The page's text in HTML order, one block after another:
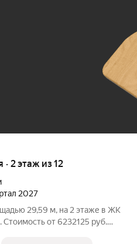
· 2 этаж из 12
2027
29,59 м, на 2 этаже в ЖК
6232125 руб.